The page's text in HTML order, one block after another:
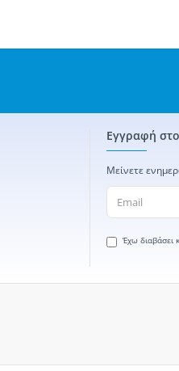
Εγγραφή
Μείνετε
Έχω διαβάσει